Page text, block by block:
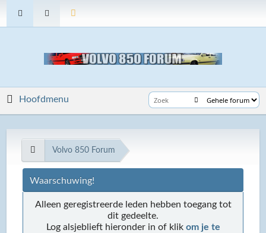
Hoofdmenu
Volvo 850 Forum
Waarschuwing!
Alleen geregistreerde leden hebben toegang tot
dit gedeelte.
Log alsjeblieft hieronder in of klik om je te